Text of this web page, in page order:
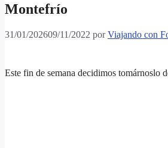
Montefrío
31/01/202609/11/2022 porViajando con
Este fin de semana decidimos tomárnoslo